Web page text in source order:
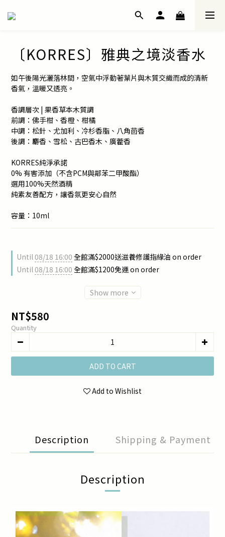
〔KORRES〕雅典之境淡香水
如午後陽光灑落林間，空氣中浮動著葉片與木質交織而成的清新
香氣，溫暖又透亮。
香調層次 | 果香草本木質調
前調：佛手柑、香橙、柑橘
中調：松針、尤加利、冷杉香脂、八角茴香
後調：麝香、雪松、古巴香木、廣藿香
KORRES純淨承諾
0% 有害添加（不含PCM與鄰苯二甲酸酯）
選用100%天然酒精
純素友善配方，讓香氛更安心自然
容量：10ml
Until08/18 16:00 全館滿$2000送滋養修護指緣油 on order
Until08/18 16:00 全館滿$1200免運 on order
Show more
NT$580
Quantity
ADD TO CART
Add to Wishlist
Description Shipping & Payment
Description